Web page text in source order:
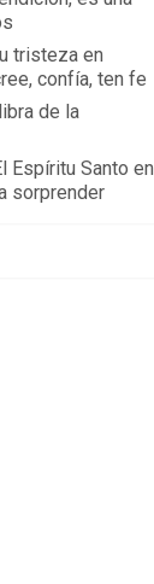
tristeza en
confía, ten fe
de la
Espíritu Santo en
sorprender